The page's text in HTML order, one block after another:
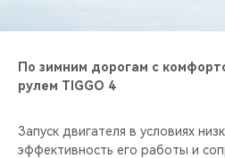
По зимним дорогам с
рулем TIGGO 4
Запуск двигателя в условиях
эффективность его работы и